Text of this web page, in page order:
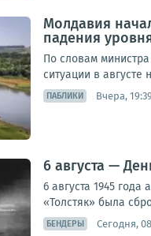
Молдавия
падения
По словам
ситуации в августе
ПАБЛИКИ Вчера, 19:39
6 августа —
6 августа 1945
«Толстяк» была
БЕНДЕРЫ Сегодня,